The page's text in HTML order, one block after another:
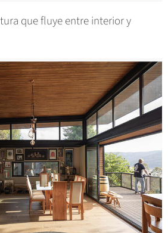
que fluye entre interior y